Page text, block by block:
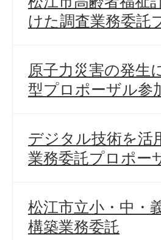
けた調査業務委託
原子力災害の発生
型プロポーザル参
デジタル技術を活
業務委託プロポー
松江市立小・中・
構築業務委託